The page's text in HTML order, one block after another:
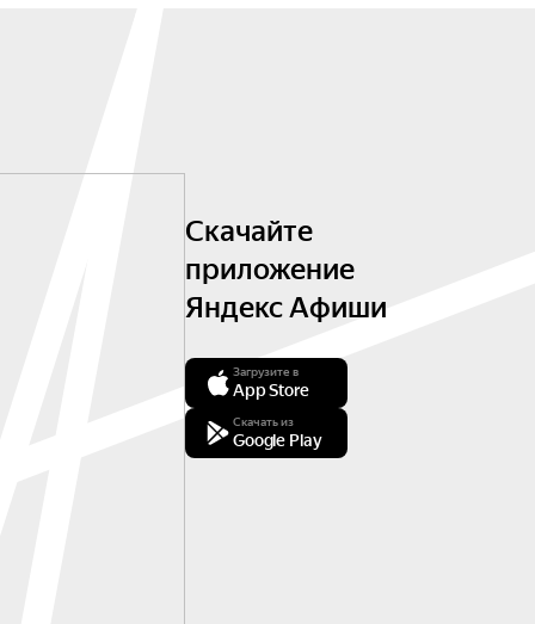
Скачайте
приложение
Яндекс Афиши
Загрузите в
App Store
Скачать из
Google Play